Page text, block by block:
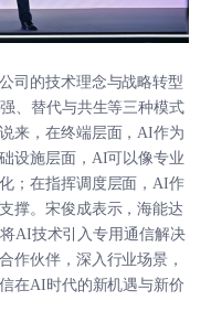
司的技术理念与战略转型
、替代与共生等三种模式
来，在终端层面，AI作为
设施层面，AI可以像专业
；在指挥调度层面，AI作
撑。宋俊成表示，海能达
AI技术引入专用通信解决
作伙伴，深入行业场景，
在AI时代的新机遇与新价